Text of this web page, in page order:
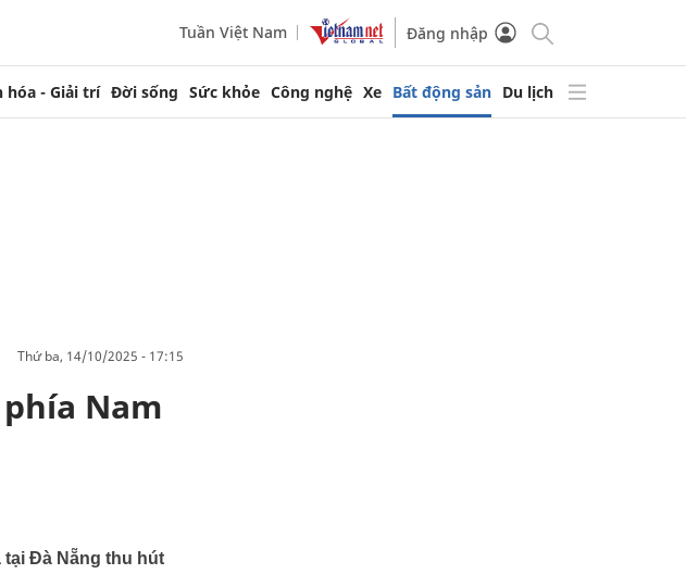
Tuần Việt Nam Đăng nhập
hóa - Giải trí Đời sống Sức khỏe Công nghệ Xe Bất động sản Du lịch
thứ ba, 14/10/2025 - 17:15
Nam
tại Đà Nẵng thu hút